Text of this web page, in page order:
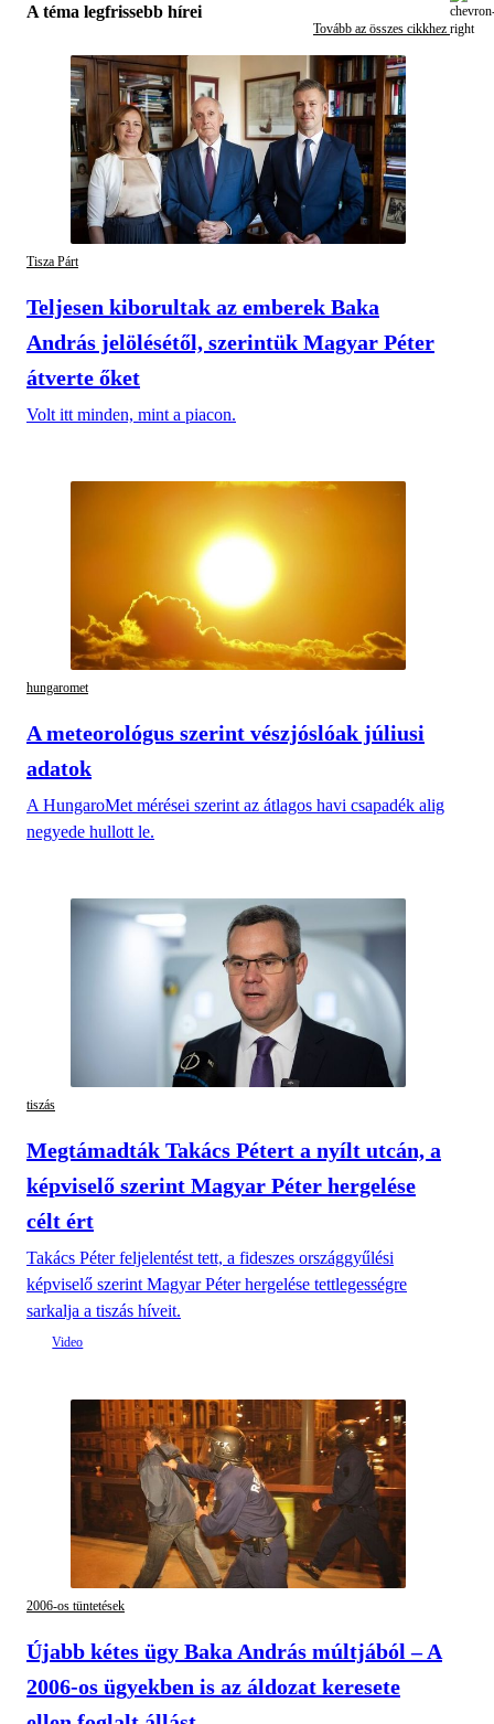
A téma legfrissebb hírei
Tovább az összes cikkhez
Tisza Párt
Teljesen kiborultak az emberek Baka
András jelölésétől, szerintük Magyar Péter
átverte őket
Volt itt minden, mint a piacon.
hungaromet
A meteorológus szerint vészjóslóak júliusi
adatok
A HungaroMet mérései szerint az átlagos havi csapadék alig
negyede hullott le.
tiszás
Megtámadták Takács Pétert a nyílt utcán, a
képviselő szerint Magyar Péter hergelése
célt ért
Takács Péter feljelentést tett, a fideszes országgyűlési
képviselő szerint Magyar Péter hergelése tettlegességre
sarkalja a tiszás híveit.
2006-os tüntetések
Újabb kétes ügy Baka András múltjából – A
2006-os ügyekben is az áldozat keresete